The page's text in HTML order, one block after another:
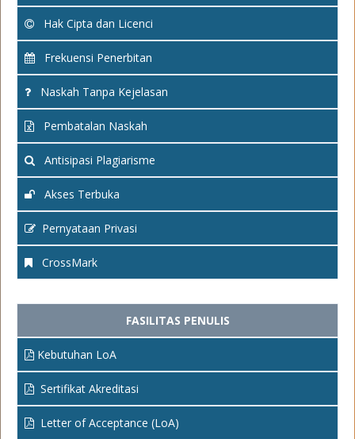
Hak Cipta dan Licenci
Frekuensi Penerbitan
Naskah Tanpa Kejelasan
Pembatalan Naskah
Antisipasi Plagiarisme
Akses Terbuka
Pernyataan Privasi
CrossMark
FASILITAS PENULIS
Kebutuhan LoA
Sertifikat Akreditasi
Letter of Acceptance (LoA)